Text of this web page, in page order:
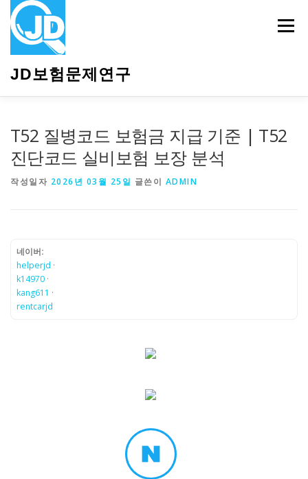
JD보험문제연구
메뉴
T52 질병코드 보험금 지급 기준 | T52
진단코드 실비보험 보장 분석
작성일자 2026년 03월 25일 글쓴이 ADMIN
네이버:
helperjd ·
k14970 ·
kang611 ·
rentcarjd